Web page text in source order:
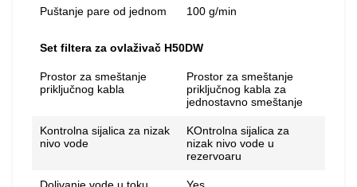
Puštanje pare od jednom 100 g/min
Set filtera za ovlaživač H50DW
Prostor za smeštanje
priključnog kabla
Prostor za smeštanje
priključnog kabla za
jednostavno smeštanje
Kontrolna sijalica za nizak
nivo vode
KOntrolna sijalica za
nizak nivo vode u
rezervoaru